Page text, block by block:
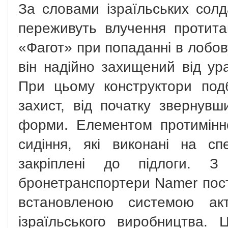
За словами ізраїльських
переживуть влучення
«Фагот» при попаданні в
він надійно захищений від
При цьому конструктори
захист, від початку
форми. Елементом
сидіння, які виконані на
закріплені до підлоги.
бронетранспортери Namer
встановленою системою
ізраїльського